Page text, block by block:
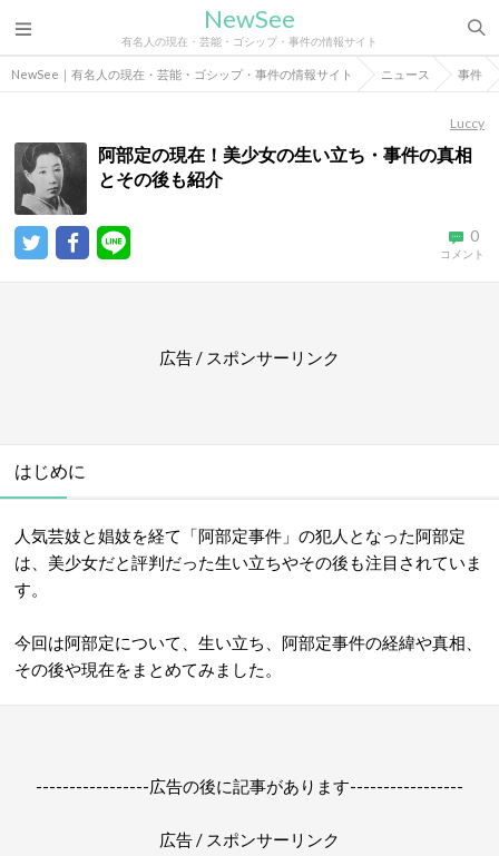
NewSee
有名人の現在・芸能・ゴシップ・事件の情報サイト
NewSee｜有名人の現在・芸能・ゴシップ・事件の情報サイト ニュース 事件
Luccy
阿部定の現在！美少女の生い立ち・事件の真相
とその後も紹介
0
コメント
広告 / スポンサーリンク
はじめに
人気芸妓と娼妓を経て「阿部定事件」の犯人となった阿部定
は、美少女だと評判だった生い立ちやその後も注目されていま
す。
今回は阿部定について、生い立ち、阿部定事件の経緯や真相、
その後や現在をまとめてみました。
-----------------広告の後に記事があります-----------------
広告 / スポンサーリンク